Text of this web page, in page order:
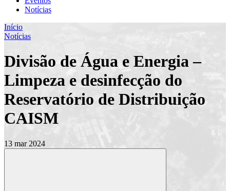
Notícias
Início
Notícias
Divisão de Água e Energia –
Limpeza e desinfecção do
Reservatório de Distribuição
CAISM
13 mar 2024